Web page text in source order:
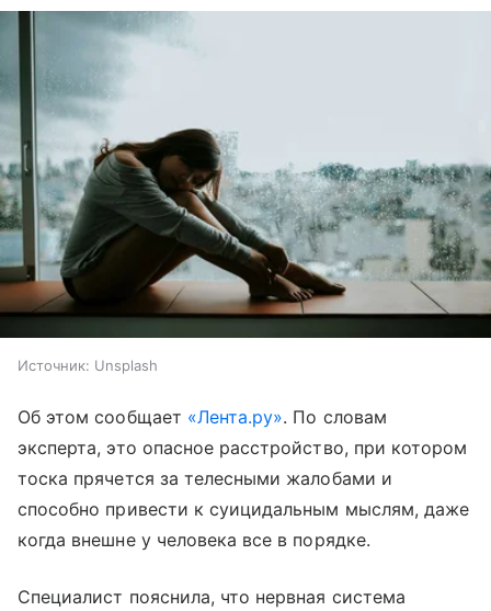
Источник: Unsplash
Об этом сообщает «Лента.ру». По словам
эксперта, это опасное расстройство, при котором
тоска прячется за телесными жалобами и
способно привести к суицидальным мыслям, даже
когда внешне у человека все в порядке.
Специалист пояснила, что нервная система